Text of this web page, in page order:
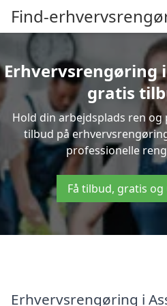
Find-
Erhvervsrengøring
gratis
Hold din arbejdsplads ren
tilbud på
professionelle
Få tilbud, gratis
Erhvervsrengøring i